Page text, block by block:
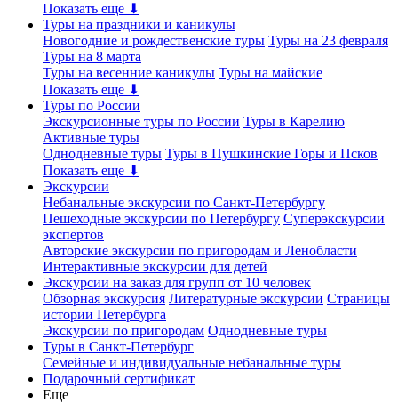
Показать еще ⬇
Туры на праздники и каникулы
Новогодние и рождественские туры Туры на 23 февраля
Туры на 8 марта
Туры на весенние каникулы Туры на майские
Показать еще ⬇
Туры по России
Экскурсионные туры по России Туры в Карелию
Активные туры
Однодневные туры Туры в Пушкинские Горы и Псков
Показать еще ⬇
Экскурсии
Небанальные экскурсии по Санкт-Петербургу
Пешеходные экскурсии по Петербургу Суперэкскурсии
экспертов
Авторские экскурсии по пригородам и Ленобласти
Интерактивные экскурсии для детей
Экскурсии на заказ для групп от 10 человек
Обзорная экскурсия Литературные экскурсии Страницы
истории Петербурга
Экскурсии по пригородам Однодневные туры
Туры в Санкт-Петербург
Семейные и индивидуальные небанальные туры
Подарочный сертификат
Еще